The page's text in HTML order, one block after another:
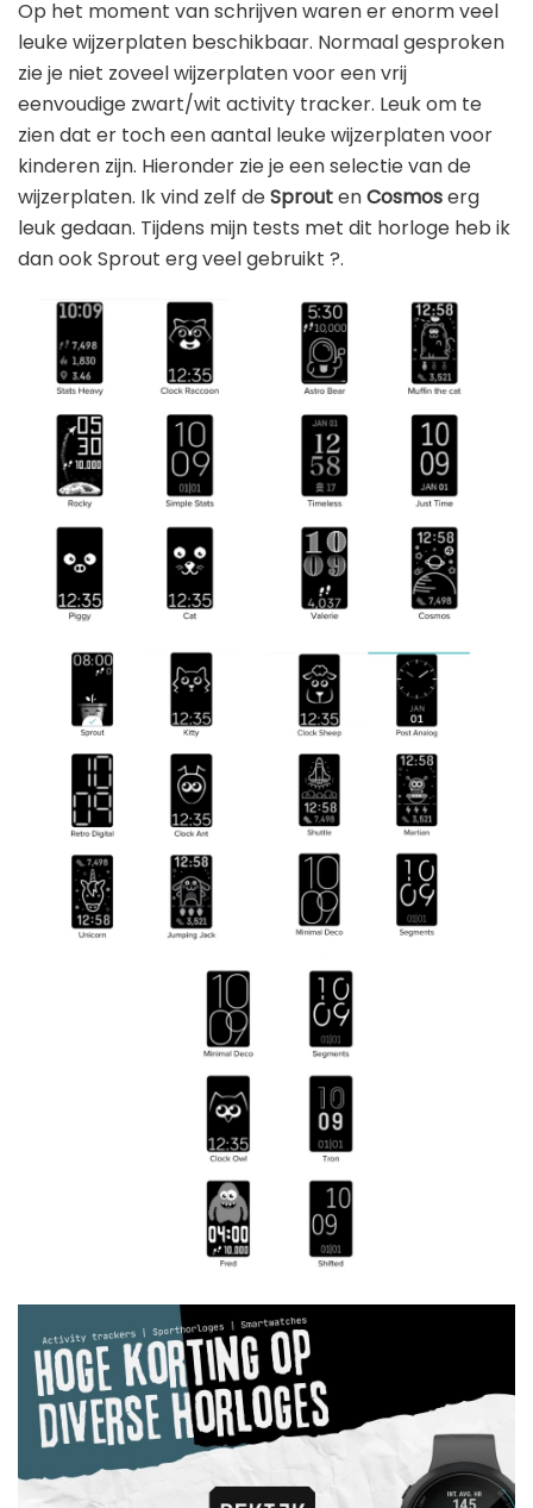
Op het moment van schrijven waren er enorm veel
leuke wijzerplaten beschikbaar. Normaal gesproken
zie je niet zoveel wijzerplaten voor een vrij
eenvoudige zwart/wit activity tracker. Leuk om te
zien dat er toch een aantal leuke wijzerplaten voor
kinderen zijn. Hieronder zie je een selectie van de
wijzerplaten. Ik vind zelf deSproutenCosmoserg
leuk gedaan. Tijdens mijn tests met dit horloge heb ik
dan ook Sprout erg veel gebruikt ?.